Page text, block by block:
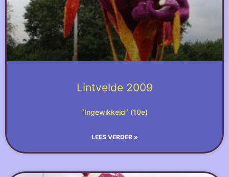
Lintvelde 2009
“Ingewikkeld” (10e)
LEES VERDER »